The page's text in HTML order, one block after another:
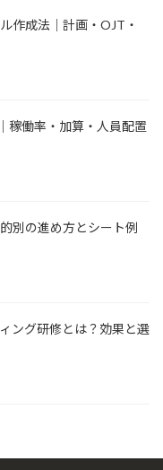
作成法｜計画・OJT・
稼働率・加算・人員配置
別の進め方とシート例
ング研修とは？効果と選